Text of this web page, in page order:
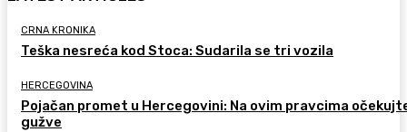
CRNA KRONIKA
Teška nesreća kod Stoca: Sudarila se tri vozila
HERCEGOVINA
Pojačan promet u Hercegovini: Na ovim pravcima
gužve